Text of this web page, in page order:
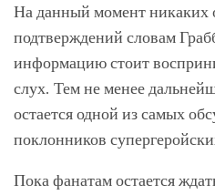
На данный момент
подтверждений словам
информацию стоит
слух. Тем не менее
остается одной из самых
поклонников
Пока фанатам остается